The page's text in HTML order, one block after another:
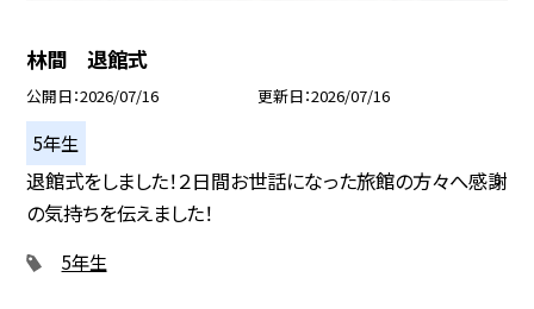
林間 退館式
公開日 2026/07/16 更新日 2026/07/16
5年生
退館式をしました！２日間お世話になった旅館の方々へ感謝
の気持ちを伝えました！
5年生